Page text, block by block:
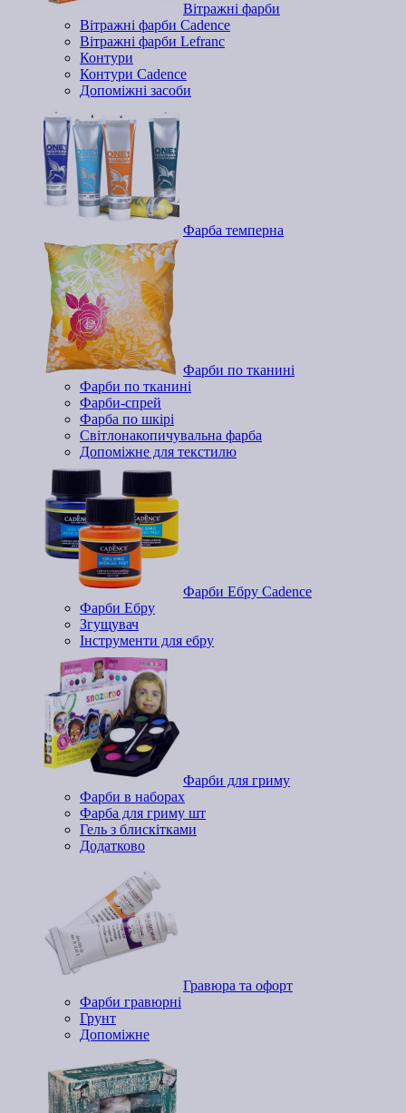
Вітражні фарби
Вітражні фарби Cadence
Вітражні фарби Lefranc
Контури
Контури Cadence
Допоміжні засоби
Фарба темперна
Фарби по тканині
Фарби по тканині
Фарби-спрей
Фарба по шкірі
Світлонакопичувальна фарба
Допоміжне для текстилю
Фарби Ебру Cadence
Фарби Ебру
Згущувач
Інструменти для ебру
Фарби для гриму
Фарби в наборах
Фарба для гриму шт
Гель з блискітками
Додатково
Гравюра та офорт
Фарби гравюрні
Грунт
Допоміжне